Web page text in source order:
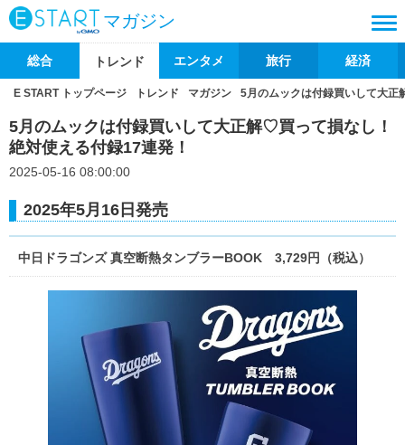
マガジン
総合 トレンド エンタメ 旅行 経済
E START トップページ トレンド マガジン 5月のムックは付録買いして大
5月のムックは付録買いして大正解♡買って損なし！
絶対使える付録17連発！
2025-05-16 08:00:00
2025年5月16日発売
中日ドラゴンズ 真空断熱タンブラーBOOK 3,729円（税込）